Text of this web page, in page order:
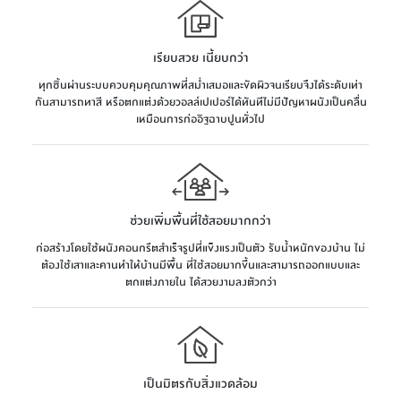
เรียบสวย เนี้ยบกว่า
ทุกชิ้นผ่านระบบควบคุมคุณภาพที่สม่ำเสมอและขัดผิวจนเรียบจึงได้ระดับเท่า
กันสามารถทาสี หรือตกแต่งด้วยวอลล์เปเปอร์ได้ทันทีไม่มีปัญหาผนังเป็นคลื่น
เหมือนการก่ออิฐฉาบปูนทั่วไป
ช่วยเพิ่มพื้นที่ใช้สอยมากกว่า
ก่อสร้างโดยใช้ผนังคอนกรีตสำเร็จรูปที่แข็งแรงเป็นตัว รับน้ำหนักของบ้าน ไม่
ต้องใช้เสาและคานทำให้บ้านมีพื้น ที่ใช้สอยมากขึ้นและสามารถออกแบบและ
ตกแต่งภายใน ได้สวยงามลงตัวกว่า
เป็นมิตรกับสิ่งแวดล้อม